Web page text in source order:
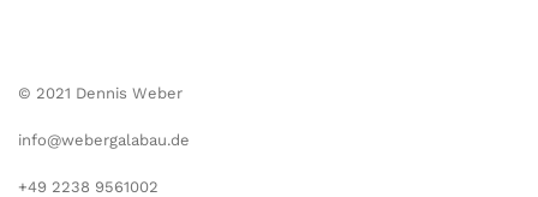
© 2021 Dennis Weber
info@webergalabau.de
+49 2238 9561002